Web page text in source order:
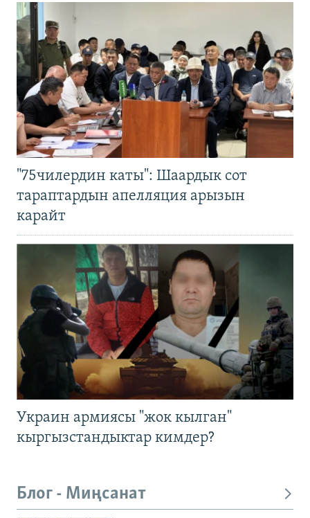
"75чилердин каты": Шаардык сот
тараптардын апелляция арызын
карайт
Украин армиясы "жок кылган"
кыргызстандыктар кимдер?
Блог - Миңсанат